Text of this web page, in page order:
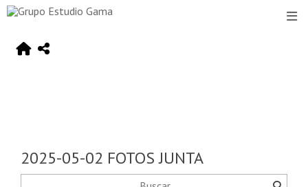
2025-05-02 FOTOS JUNTA